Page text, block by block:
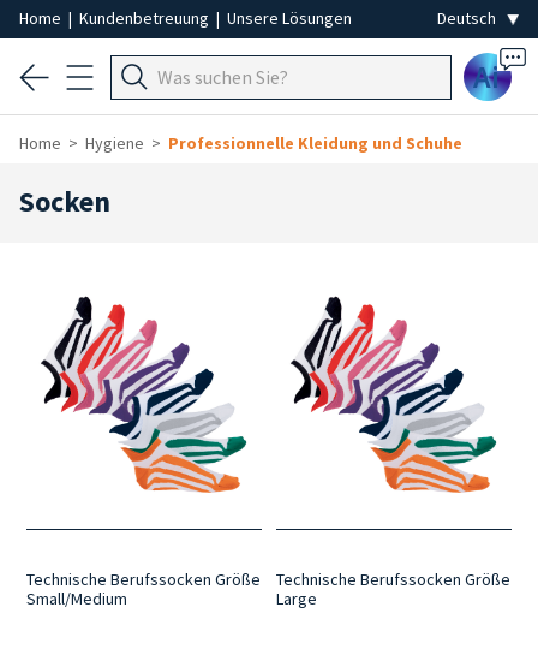
Home | Kundenbetreuung | Unsere Lösungen
Ai
Home Hygiene Professionnelle Kleidung und Schuhe
Socken
Technische Berufssocken Größe
Small/Medium
Technische Berufssocken Größe
Large